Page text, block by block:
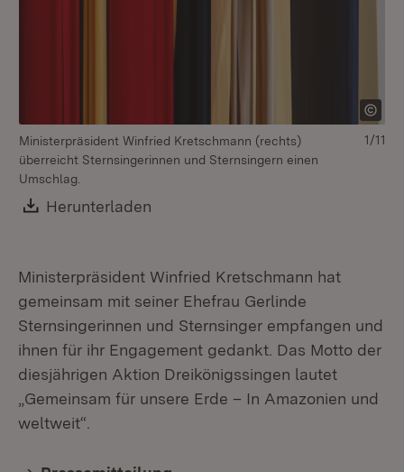
Ministerpräsident Winfried Kretschmann (rechts)
überreicht Sternsingerinnen und Sternsingern einen
Umschlag.
Download:
Herunterladen
1/11
Ministerpräsident Winfried Kretschmann hat
gemeinsam mit seiner Ehefrau Gerlinde
Sternsingerinnen und Sternsinger empfangen und
ihnen für ihr Engagement gedankt. Das Motto der
diesjährigen Aktion Dreikönigssingen lautet
„Gemeinsam für unsere Erde – In Amazonien und
weltweit“.